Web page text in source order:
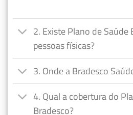
2. Existe Plano de Saúde
pessoas físicas?
3. Onde a Bradesco
4. Qual a cobertura do
Bradesco?